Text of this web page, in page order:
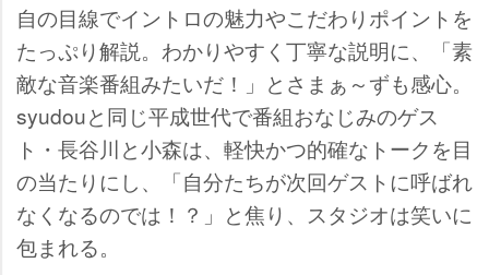
自の目線でイントロの魅力やこだわりポイントを
たっぷり解説。わかりやすく丁寧な説明に、「素
敵な音楽番組みたいだ！」とさまぁ～ずも感心。
syudouと同じ平成世代で番組おなじみのゲス
ト・長谷川と小森は、軽快かつ的確なトークを目
の当たりにし、「自分たちが次回ゲストに呼ばれ
なくなるのでは！？」と焦り、スタジオは笑いに
包まれる。